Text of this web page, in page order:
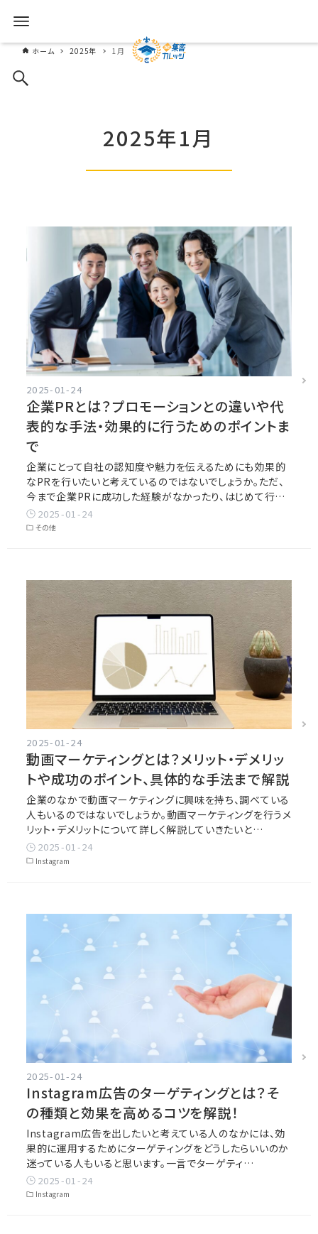
ホーム 2025年 1月
2025年1月
2025-01-24
企業PRとは？プロモーションとの違いや代
表的な手法・効果的に行うためのポイントま
で
企業にとって自社の認知度や魅力を伝えるためにも効果的
なPRを行いたいと考えているのではないでしょうか。ただ、
今まで企業PRに成功した経験がなかったり、はじめて行…
2025-01-24
その他
2025-01-24
動画マーケティングとは？メリット・デメリッ
トや成功のポイント、具体的な手法まで解説
企業のなかで動画マーケティングに興味を持ち、調べている
人もいるのではないでしょうか。動画マーケティングを行うメ
リット・デメリットについて詳しく解説していきたいと…
2025-01-24
Instagram
2025-01-24
Instagram広告のターゲティングとは？そ
の種類と効果を高めるコツを解説！
Instagram広告を出したいと考えている人のなかには、効
果的に運用するためにターゲティングをどうしたらいいのか
迷っている人もいると思います。一言でターゲティ…
2025-01-24
Instagram